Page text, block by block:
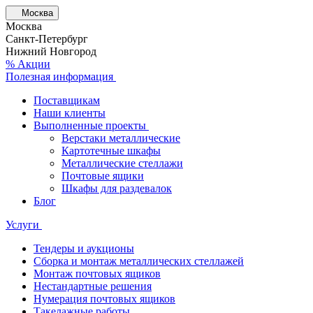
Москва
Москва
Санкт-Петербург
Нижний Новгород
% Акции
Полезная информация
Поставщикам
Наши клиенты
Выполненные проекты
Верстаки металлические
Картотечные шкафы
Металлические стеллажи
Почтовые ящики
Шкафы для раздевалок
Блог
Услуги
Тендеры и аукционы
Сборка и монтаж металлических стеллажей
Монтаж почтовых ящиков
Нестандартные решения
Нумерация почтовых ящиков